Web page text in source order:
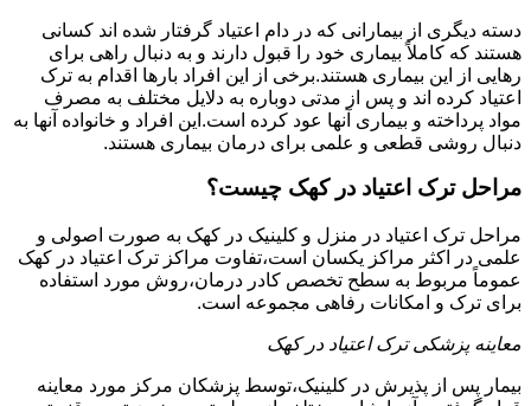
دسته دیگری از بیمارانی که در دام اعتیاد گرفتار شده اند کسانی
هستند که کاملاً بیماری خود را قبول دارند و به دنبال راهی برای
رهایی از این بیماری هستند.برخی از این افراد بارها اقدام به ترک
اعتیاد کرده اند و پس از مدتی دوباره به دلایل مختلف به مصرف
مواد پرداخته و بیماری آنها عود کرده است.این افراد و خانواده آنها به
دنبال روشی قطعی و علمی برای درمان بیماری هستند.
مراحل ترک اعتیاد در کهک چیست؟
مراحل ترک اعتیاد در منزل و کلینیک در کهک به صورت اصولی و
علمی در اکثر مراکز یکسان است،تفاوت مراکز ترک اعتیاد در کهک
عموماً مربوط به سطح تخصص کادر درمان،روش مورد استفاده
برای ترک و امکانات رفاهی مجموعه است.
معاینه پزشکی ترک اعتیاد در کهک
بیمار پس از پذیرش در کلینیک،توسط پزشکان مرکز مورد معاینه